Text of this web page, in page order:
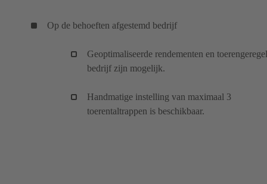
Op de behoeften afgestemd bedrijf
Geoptimaliseerde rendementen en
bedrijf zijn mogelijk.
Handmatige instelling van maximaal 3
toerentaltrappen is beschikbaar.